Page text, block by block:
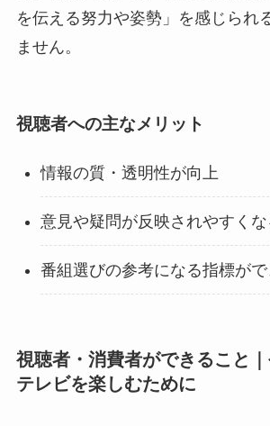
を伝える努力や姿勢」を感じられ
ません。
視聴者への主なメリット
情報の質・透明性が向上
意見や疑問が反映されやすくな
番組選びの参考になる指標がで
視聴者・消費者ができること
テレビを楽しむために